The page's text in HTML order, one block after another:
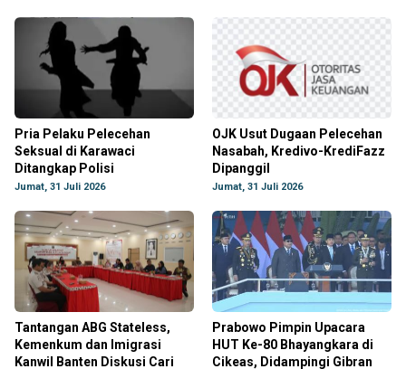
Pria Pelaku Pelecehan
Seksual di Karawaci
Ditangkap Polisi
Jumat, 31 Juli 2026
OJK Usut Dugaan Pelecehan
Nasabah, Kredivo-KrediFazz
Dipanggil
Jumat, 31 Juli 2026
Tantangan ABG Stateless,
Kemenkum dan Imigrasi
Kanwil Banten Diskusi Cari
Prabowo Pimpin Upacara
HUT Ke-80 Bhayangkara di
Cikeas, Didampingi Gibran